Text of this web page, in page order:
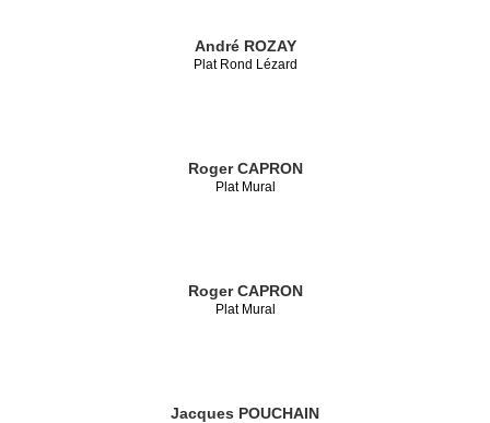
André ROZAY
Plat Rond Lézard
Roger CAPRON
Plat Mural
Roger CAPRON
Plat Mural
Jacques POUCHAIN